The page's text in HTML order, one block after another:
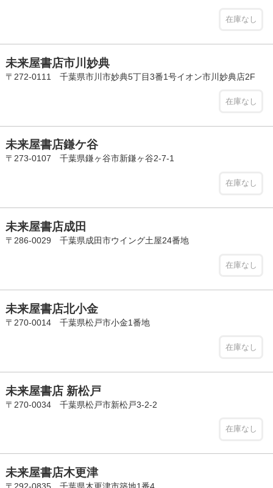
在庫なし
未来屋書店市川妙典
〒272-0111 千葉県市川市妙典5丁目3番1号イオン市川妙典店2F
在庫なし
未来屋書店鎌ケ谷
〒273-0107 千葉県鎌ヶ谷市新鎌ヶ谷2-7-1
在庫なし
未来屋書店成田
〒286-0029 千葉県成田市ウイング土屋24番地
在庫なし
未来屋書店北小金
〒270-0014 千葉県松戸市小金1番地
在庫なし
未来屋書店 新松戸
〒270-0034 千葉県松戸市新松戸3-2-2
在庫なし
未来屋書店木更津